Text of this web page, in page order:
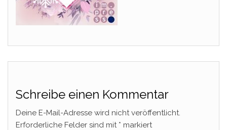
Schreibe einen Kommentar
Deine E-Mail-Adresse wird nicht veröffentlicht.
Erforderliche Felder sind mit * markiert